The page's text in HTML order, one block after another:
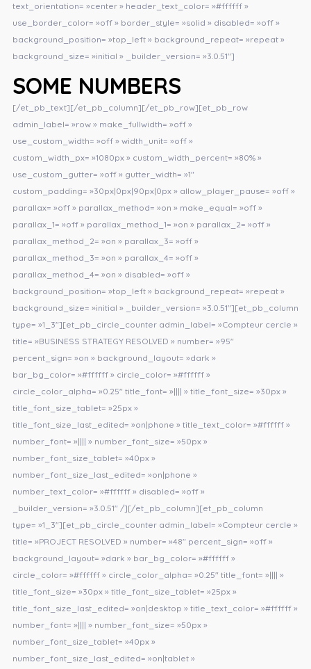
text_orientation= »center » header_text_color= »#ffffff »
use_border_color= »off » border_style= »solid » disabled= »off »
background_position= »top_left » background_repeat= »repeat »
background_size= »initial » _builder_version= »3.0.51″]
SOME NUMBERS
[/et_pb_text][/et_pb_column][/et_pb_row][et_pb_row
admin_label= »row » make_fullwidth= »off »
use_custom_width= »off » width_unit= »off »
custom_width_px= »1080px » custom_width_percent= »80% »
use_custom_gutter= »off » gutter_width= »1″
custom_padding= »30px|0px|90px|0px » allow_player_pause= »off »
parallax= »off » parallax_method= »on » make_equal= »off »
parallax_1= »off » parallax_method_1= »on » parallax_2= »off »
parallax_method_2= »on » parallax_3= »off »
parallax_method_3= »on » parallax_4= »off »
parallax_method_4= »on » disabled= »off »
background_position= »top_left » background_repeat= »repeat »
background_size= »initial » _builder_version= »3.0.51″][et_pb_column
type= »1_3″][et_pb_circle_counter admin_label= »Compteur cercle »
title= »BUSINESS STRATEGY RESOLVED » number= »95″
percent_sign= »on » background_layout= »dark »
bar_bg_color= »#ffffff » circle_color= »#ffffff »
circle_color_alpha= »0.25″ title_font= »|||| » title_font_size= »30px »
title_font_size_tablet= »25px »
title_font_size_last_edited= »on|phone » title_text_color= »#ffffff »
number_font= »|||| » number_font_size= »50px »
number_font_size_tablet= »40px »
number_font_size_last_edited= »on|phone »
number_text_color= »#ffffff » disabled= »off »
_builder_version= »3.0.51″ /][/et_pb_column][et_pb_column
type= »1_3″][et_pb_circle_counter admin_label= »Compteur cercle »
title= »PROJECT RESOLVED » number= »48″ percent_sign= »off »
background_layout= »dark » bar_bg_color= »#ffffff »
circle_color= »#ffffff » circle_color_alpha= »0.25″ title_font= »|||| »
title_font_size= »30px » title_font_size_tablet= »25px »
title_font_size_last_edited= »on|desktop » title_text_color= »#ffffff »
number_font= »|||| » number_font_size= »50px »
number_font_size_tablet= »40px »
number_font_size_last_edited= »on|tablet »